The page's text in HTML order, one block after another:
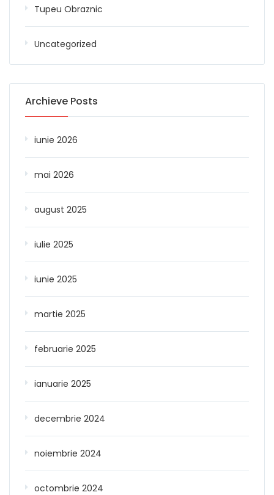
Tupeu Obraznic
Uncategorized
Archieve Posts
iunie 2026
mai 2026
august 2025
iulie 2025
iunie 2025
martie 2025
februarie 2025
ianuarie 2025
decembrie 2024
noiembrie 2024
octombrie 2024